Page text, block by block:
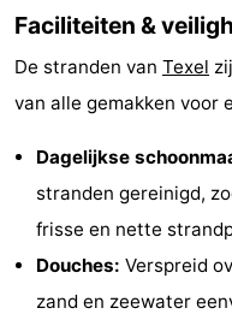
Faciliteiten &
De stranden van Texel
van alle gemakken voor
Dagelijkse
stranden gereinigd,
frisse en nette
Douches: Verspreid
zand en zeewater